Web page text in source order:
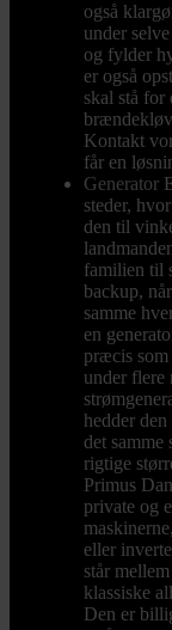
også
under
og fylder
er også
skal stå
Kontakt
får en
Generator
steder,
den til
familien til
backup,
samme
en
præcis
under flere
hedder
det
rigtige
Primus
private og
eller
står
klassiske
Den er